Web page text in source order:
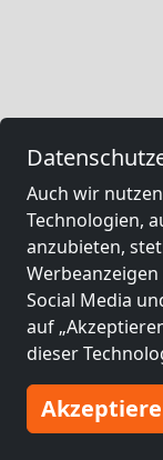
Auch wir
Technologien,
anzubieten,
Social Media
auf
dieser